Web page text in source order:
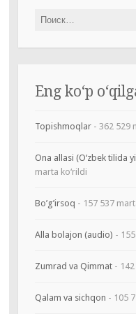
Найти:
Eng ko‘p
Topishmoqlar- 362 529
Ona allasi (O‘zbek tilida
marta ko‘rildi
Bo’g’irsoq - 157 537
Alla bolajon (audio) -
Zumrad va Qimmat- 142
Qalam va sichqon - 105